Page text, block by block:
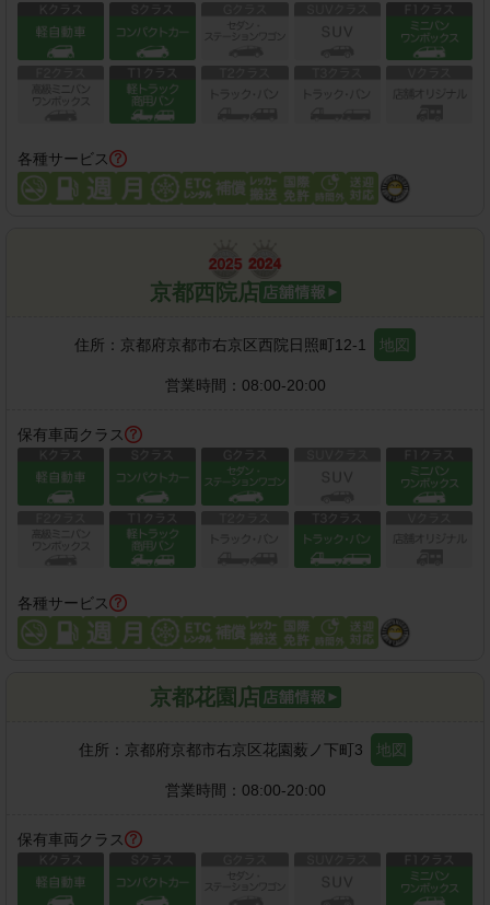
各種サービス
京都西院店
住所： 京都府京都市右京区西院日照町12-1 地図
営業時間： 08:00-20:00
保有車両クラス
各種サービス
京都花園店
住所： 京都府京都市右京区花園薮ノ下町3 地図
営業時間： 08:00-20:00
保有車両クラス